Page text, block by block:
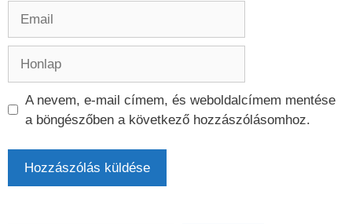
A nevem, e-mail címem, és weboldalcímem mentése
a böngészőben a következő hozzászólásomhoz.